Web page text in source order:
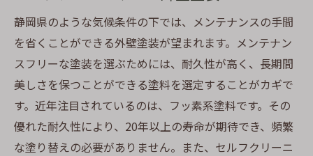
静岡県のような気候条件の下では、メンテナンスの手間
を省くことができる外壁塗装が望まれます。メンテナン
スフリーな塗装を選ぶためには、耐久性が高く、長期間
美しさを保つことができる塗料を選定することがカギで
す。近年注目されているのは、フッ素系塗料です。その
優れた耐久性により、20年以上の寿命が期待でき、頻繁
な塗り替えの必要がありません。また、セルフクリーニ